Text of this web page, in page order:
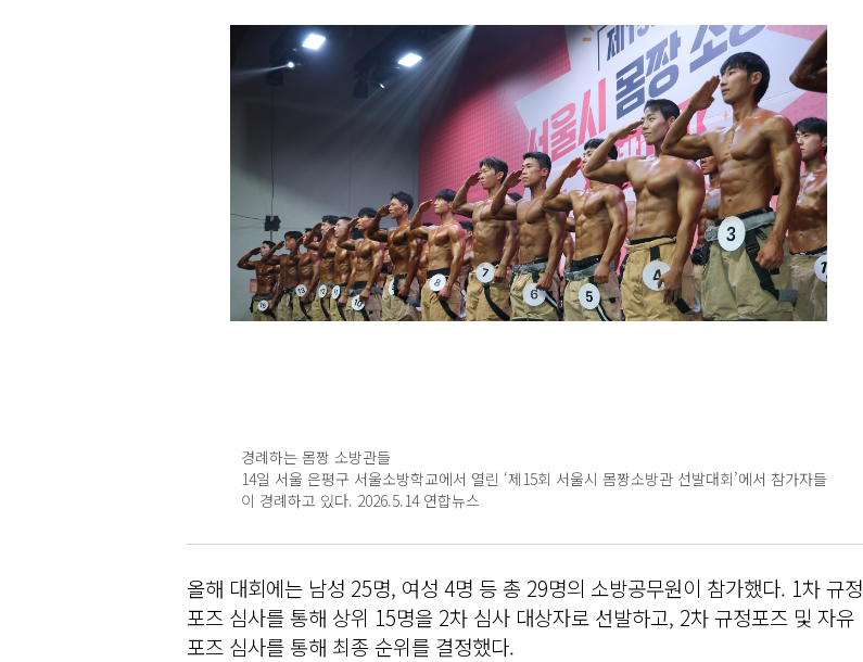
경례하는 몸짱 소방관들
14일 서울 은평구 서울소방학교에서 열린 ‘제15회 서울시 몸짱소방관 선발대회’에서 참가자들
이 경례하고 있다. 2026.5.14 연합뉴스
올해 대회에는 남성 25명, 여성 4명 등 총 29명의 소방공무원이 참가했다. 1차 규정
포즈 심사를 통해 상위 15명을 2차 심사 대상자로 선발하고, 2차 규정포즈 및 자유
포즈 심사를 통해 최종 순위를 결정했다.